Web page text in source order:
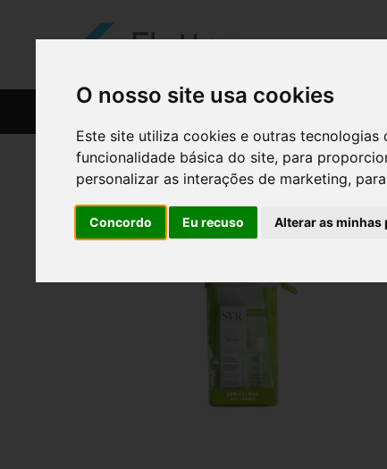
O nosso site usa cookies
Este site utiliza cookies e outras
funcionalidade básica do site, para
personalizar as interações de marketing,
Concordo Eu recuso Alterar as minhas